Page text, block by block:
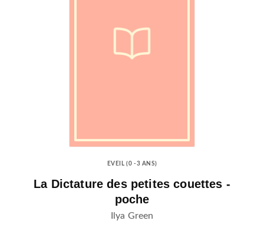
EVEIL (0 -3 ANS)
La Dictature des petites couettes -
poche
Ilya Green